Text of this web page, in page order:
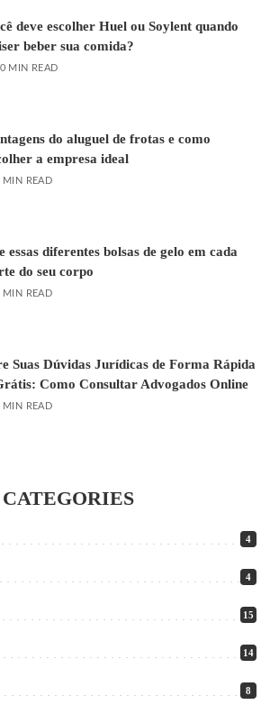
deve escolher Huel ou Soylent quando
beber sua comida?
MIN READ
do aluguel de frotas e como
a empresa ideal
MIN READ
essas diferentes bolsas de gelo em cada
do seu corpo
MIN READ
Suas Dúvidas Jurídicas de Forma Rápida
Como Consultar Advogados Online
MIN READ
CATEGORIES
4
4
15
14
8